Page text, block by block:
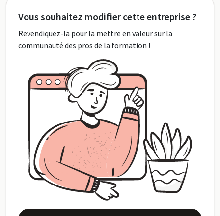
Vous souhaitez modifier cette entreprise ?
Revendiquez-la pour la mettre en valeur sur la
communauté des pros de la formation !